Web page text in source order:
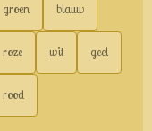
groen blauw
roze wit geel
rood